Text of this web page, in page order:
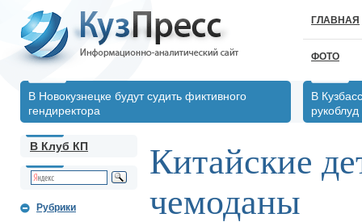
ГЛАВНАЯ
ФОТО
В Новокузнецке будут судить фиктивного
гендиректора
В
рукоблуд
В Клуб КП
Рубрики
Китайские
чемоданы